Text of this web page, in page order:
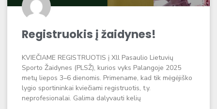
Registruokis į žaidynes!
KVIEČIAME REGISTRUOTIS į Xll Pasaulio Lietuvių
Sporto Žaidynes (PLSŽ), kurios vyks Palangoje 2025
metų liepos 3–6 dienomis. Primename, kad tik mėgėjiško
lygio sportininkai kviečiami registruotis, t.y.
neprofesionalai. Galima dalyvauti kelių